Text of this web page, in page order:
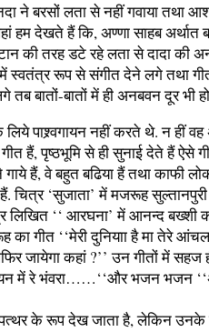
ने बरसों लता से नहीं गवाया तथा
हम देखते हैं कि, अण्णा साहब अर्थात
की तरह डटे रहे लता से दादा की
में स्वतंत्र रूप से संगीत देने लगे तथा
तब बातों-बातों में ही अनबवन दूर भी
पाश्र्वगायन नहीं करते थे. न हीं
हैं, पृष्ठभूमि से ही सुनाई देते हैं ऐसे
हैं, वे बहुत बढिया हैं तथा काफी
चित्र ‘सुजाता’ में मजरूह
लिखित ‘‘ आरघना’ में आनन्द बख्शी
का गीत ‘‘मेरी दुनियाा है मा तेरे
जायेगा कहां ?’’ उन गीतों में सहज
में रे भंवरा……‘‘और भजन भजन
के रूप देख जाता है, लेकिन उनके